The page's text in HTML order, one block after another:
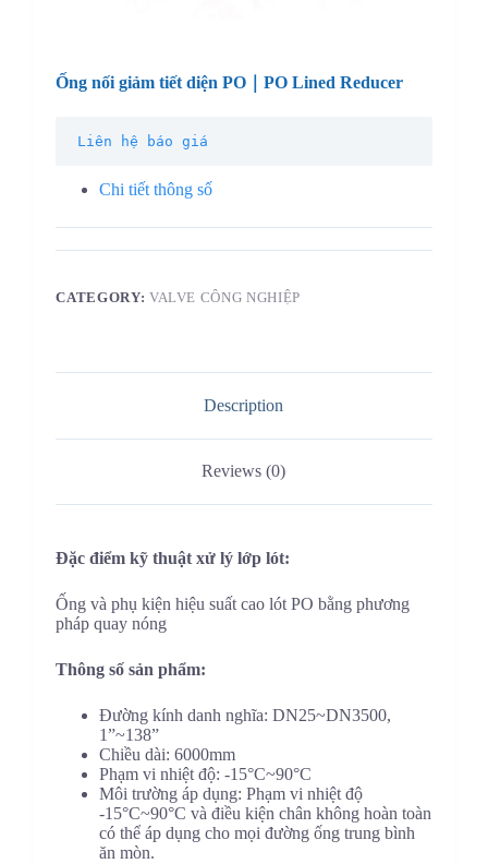
Ống nối giảm tiết diện PO｜PO Lined Reducer
Liên hệ báo giá
Chi tiết thông số
CATEGORY: VALVE CÔNG NGHIỆP
Description
Reviews (0)
Đặc điểm kỹ thuật xử lý lớp lót:
Ống và phụ kiện hiệu suất cao lót PO bằng phương
pháp quay nóng
Thông số sản phẩm:
Đường kính danh nghĩa: DN25~DN3500,
1”~138”
Chiều dài: 6000mm
Phạm vi nhiệt độ: -15°C~90°C
Môi trường áp dụng: Phạm vi nhiệt độ
-15°C~90°C và điều kiện chân không hoàn toàn
có thể áp dụng cho mọi đường ống trung bình
ăn mòn.